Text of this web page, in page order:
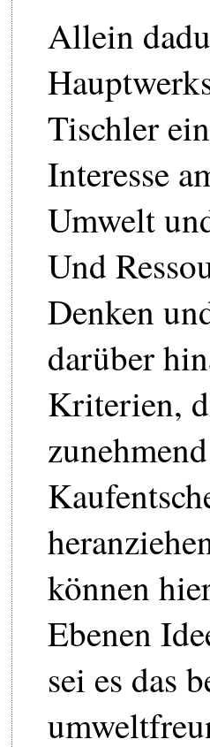
Allein
Tischler
Interesse
Umwelt
Und
Denken
darüber
Kriterien,
können
Ebenen
sei es das